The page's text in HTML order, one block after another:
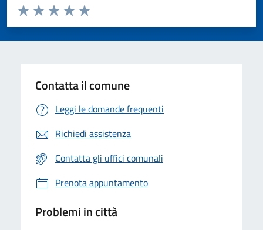
Valuta da 1 a 5 stelle la pagina
Valuta 5 stelle su 5
Valuta 4 stelle su 5
Valuta 3 stelle su 5
Valuta 2 stelle su 5
Valuta 1 stelle su 5
Contatta il comune
Leggi le domande frequenti
Richiedi assistenza
Contatta gli uffici comunali
Prenota appuntamento
Problemi in città